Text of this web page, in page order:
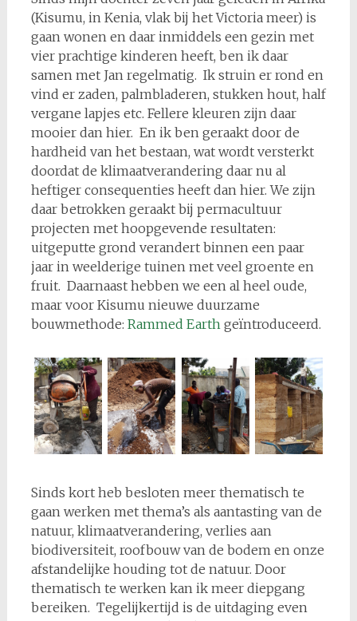
(Kisumu, in Kenia, vlak bij het Victoria meer) is
gaan wonen en daar inmiddels een gezin met
vier prachtige kinderen heeft, ben ik daar
samen met Jan regelmatig. Ik struin er rond en
vind er zaden, palmbladeren, stukken hout, half
vergane lapjes etc. Fellere kleuren zijn daar
mooier dan hier. En ik ben geraakt door de
hardheid van het bestaan, wat wordt versterkt
doordat de klimaatverandering daar nu al
heftiger consequenties heeft dan hier. We zijn
daar betrokken geraakt bij permacultuur
projecten met hoopgevende resultaten:
uitgeputte grond verandert binnen een paar
jaar in weelderige tuinen met veel groente en
fruit. Daarnaast hebben we een al heel oude,
maar voor Kisumu nieuwe duurzame
bouwmethode: Rammed Earthgeïntroduceerd.
Sinds kort heb besloten meer thematisch te
gaan werken met thema’s als aantasting van de
natuur, klimaatverandering, verlies aan
biodiversiteit, roofbouw van de bodem en onze
afstandelijke houding tot de natuur. Door
thematisch te werken kan ik meer diepgang
bereiken. Tegelijkertijd is de uitdaging even